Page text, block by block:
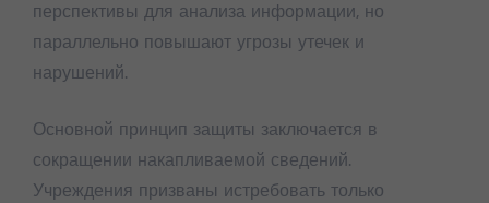
перспективы для анализа информации, но
параллельно повышают угрозы утечек и
нарушений.
Основной принцип защиты заключается в
сокращении накапливаемой сведений.
Учреждения призваны истребовать только